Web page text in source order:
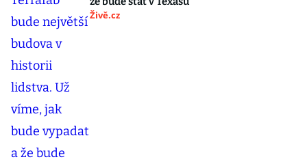
Živě.cz